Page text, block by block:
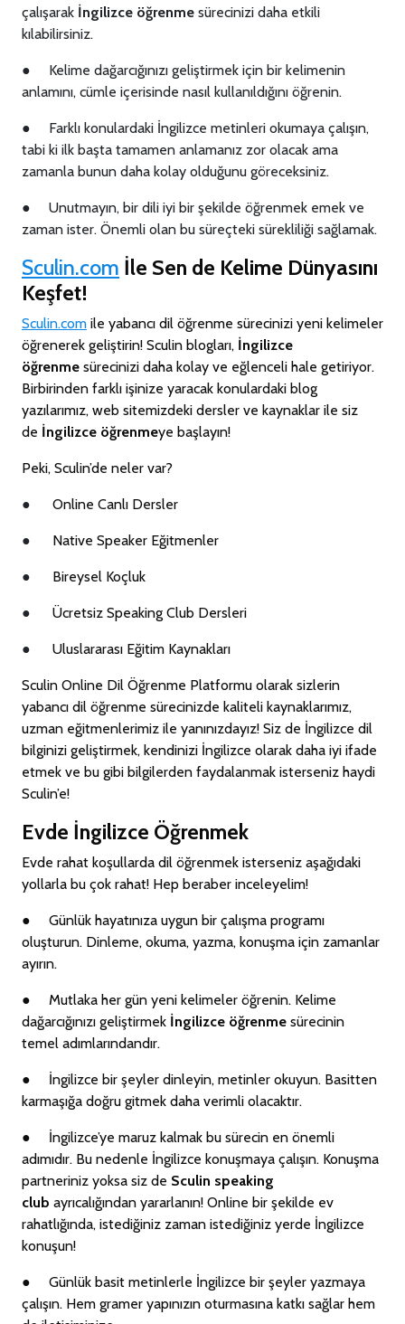
çalışarak İngilizce öğrenme sürecinizi daha etkili
kılabilirsiniz.
● Kelime dağarcığınızı geliştirmek için bir kelimenin
anlamını, cümle içerisinde nasıl kullanıldığını öğrenin.
● Farklı konulardaki İngilizce metinleri okumaya çalışın,
tabi ki ilk başta tamamen anlamanız zor olacak ama
zamanla bunun daha kolay olduğunu göreceksiniz.
● Unutmayın, bir dili iyi bir şekilde öğrenmek emek ve
zaman ister. Önemli olan bu süreçteki sürekliliği sağlamak.
Sculin.com İle Sen de Kelime Dünyasını
Keşfet!
Sculin.com ile yabancı dil öğrenme sürecinizi yeni kelimeler
öğrenerek geliştirin! Sculin blogları, İngilizce
öğrenme sürecinizi daha kolay ve eğlenceli hale getiriyor.
Birbirinden farklı işinize yaracak konulardaki blog
yazılarımız, web sitemizdeki dersler ve kaynaklar ile siz
de İngilizce öğrenmeye başlayın!
Peki, Sculin’de neler var?
● Online Canlı Dersler
● Native Speaker Eğitmenler
● Bireysel Koçluk
● Ücretsiz Speaking Club Dersleri
● Uluslararası Eğitim Kaynakları
Sculin Online Dil Öğrenme Platformu olarak sizlerin
yabancı dil öğrenme sürecinizde kaliteli kaynaklarımız,
uzman eğitmenlerimiz ile yanınızdayız! Siz de İngilizce dil
bilginizi geliştirmek, kendinizi İngilizce olarak daha iyi ifade
etmek ve bu gibi bilgilerden faydalanmak isterseniz haydi
Sculin’e!
Evde İngilizce Öğrenmek
Evde rahat koşullarda dil öğrenmek isterseniz aşağıdaki
yollarla bu çok rahat! Hep beraber inceleyelim!
● Günlük hayatınıza uygun bir çalışma programı
oluşturun. Dinleme, okuma, yazma, konuşma için zamanlar
ayırın.
● Mutlaka her gün yeni kelimeler öğrenin. Kelime
dağarcığınızı geliştirmek İngilizce öğrenme sürecinin
temel adımlarındandır.
● İngilizce bir şeyler dinleyin, metinler okuyun. Basitten
karmaşığa doğru gitmek daha verimli olacaktır.
● İngilizce’ye maruz kalmak bu sürecin en önemli
adımıdır. Bu nedenle İngilizce konuşmaya çalışın. Konuşma
partneriniz yoksa siz de Sculin speaking
club ayrıcalığından yararlanın! Online bir şekilde ev
rahatlığında, istediğiniz zaman istediğiniz yerde İngilizce
konuşun!
● Günlük basit metinlerle İngilizce bir şeyler yazmaya
çalışın. Hem gramer yapınızın oturmasına katkı sağlar hem